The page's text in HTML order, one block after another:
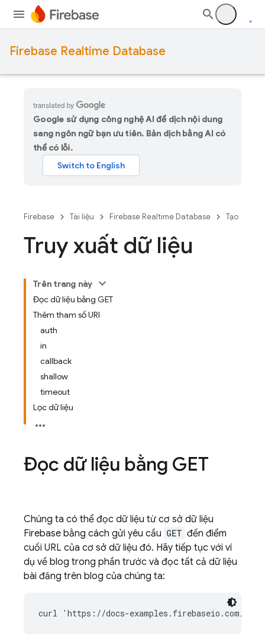
Firebase Realtime Database
Google sử dụng công nghệ AI để dịch nội dung
sang ngôn ngữ bạn ưu tiên. Bản dịch bằng AI có
thể có lỗi.
Firebase Tài liệu Firebase Realtime Database Tạo
Truy xuất dữ liệu
Trên trang này
Đọc dữ liệu bằng GET
Thêm tham số URI
auth
in
callback
shallow
timeout
Lọc dữ liệu
Đọc dữ liệu bằng GET
Chúng ta có thể đọc dữ liệu từ cơ sở dữ liệu
Firebase bằng cách gửi yêu cầu GET đến điểm
cuối URL của cơ sở dữ liệu đó. Hãy tiếp tục với ví
dụ về blog trong phần trước và đọc tất cả dữ liệu
bài đăng trên blog của chúng ta: